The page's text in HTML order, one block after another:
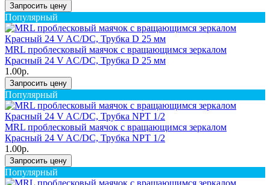
Запросить цену
Популярный
MRL проблесковый маячок с вращающимся зеркалом
Красный 24 V AC/DC, Трубка D 25 мм
1.00р.
Запросить цену
Популярный
MRL проблесковый маячок с вращающимся зеркалом
Красный 24 V AC/DC, Трубка NPT 1/2
1.00р.
Запросить цену
Популярный